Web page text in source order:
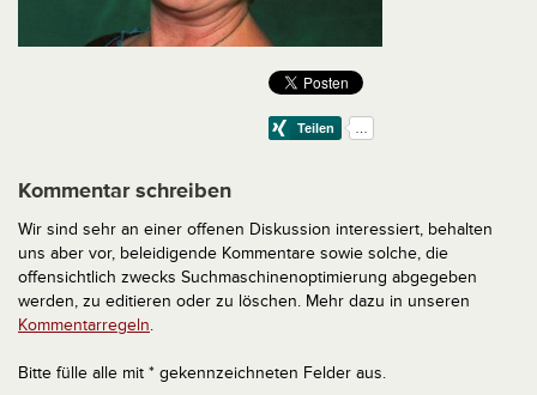
Kommentar schreiben
Wir sind sehr an einer offenen Diskussion interessiert, behalten
uns aber vor, beleidigende Kommentare sowie solche, die
offensichtlich zwecks Suchmaschinenoptimierung abgegeben
werden, zu editieren oder zu löschen. Mehr dazu in unseren
Kommentarregeln.
Bitte fülle alle mit * gekennzeichneten Felder aus.